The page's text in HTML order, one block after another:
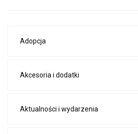
Adopcja
Akcesoria i dodatki
Aktualności i wydarzenia